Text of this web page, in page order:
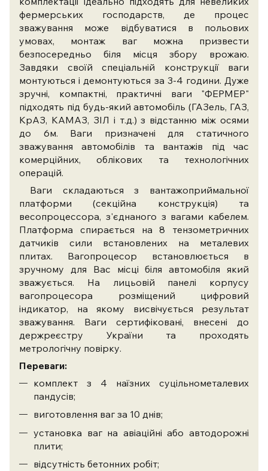
фермерських господарств, де процес
зважування може відбуватися в польових
умовах, монтаж ваг можна призвести
безпосередньо біля місця збору врожаю.
Завдяки своїй спеціальній конструкції ваги
монтуються і демонтуються за 3-4 години. Дуже
зручні, компактні, практичні ваги "ФЕРМЕР"
підходять під будь-який автомобіль (ГАЗель, ГАЗ,
КрАЗ, КАМАЗ, ЗІЛ і т.д.) з відстанню між осями
до 6м. Ваги призначені для статичного
зважування автомобілів та вантажів під час
комерційних, облікових та технологічних
операцій.
Ваги складаються з вантажоприймальної
платформи (секційна конструкція) та
весопроцессора, з'єднаного з вагами кабелем.
Платформа спирається на 8 тензометричних
датчиків сили встановлених на металевих
плитах. Вагопроцесор встановлюється в
зручному для Вас місці біля автомобіля який
зважується. На лицьовій панелі корпусу
вагопроцесора розміщений цифровий
індикатор, на якому висвічується результат
зважування. Ваги сертифіковані, внесені до
держреєстру України та проходять
метрологічну повірку.
Переваги:
комплект з 4 наїзних суцільнометалевих
пандусів;
виготовлення ваг за 10 днів;
установка ваг на авіаційні або автодорожні
плити;
відсутність бетонних робіт;